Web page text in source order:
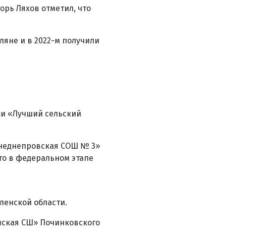
Ляхов отметил, что
и в 2022-м получили
«Лучший сельский
СОШ № 3»
в федеральном этапе
области.
СШ» Починковского